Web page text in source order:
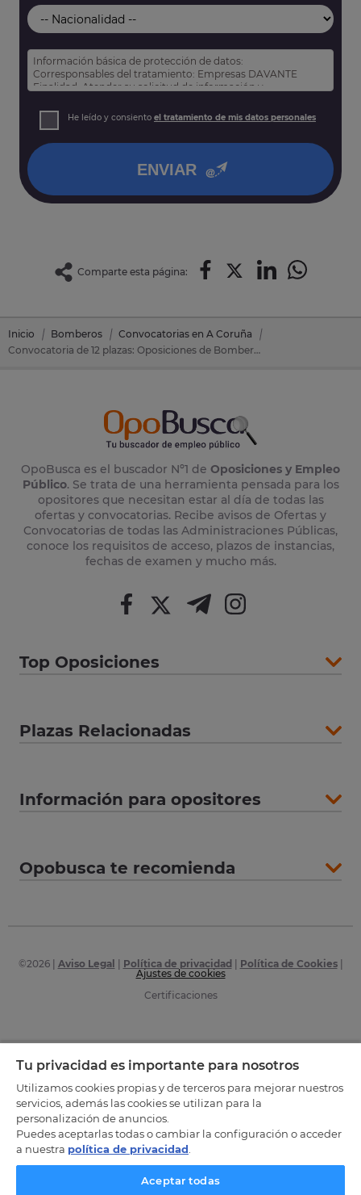
Información básica de protección de datos:
Corresponsables del tratamiento: Empresas DAVANTE
Finalidad: Atender su solicitud de información y
Derechos: Puede acceder, rectificar y suprimir sus datos,
así como otros derechos tal y como se explica en nuestra
He leído y consiento el tratamiento de mis datos personales
ENVIAR
Comparte esta página:
Inicio Bomberos
Convocatorias en A Coruña
Convocatoria de 12 plazas: Oposiciones de Bomberos en Santiago De Compostela (A Coruña)
OpoBusca es el buscador Nº1 de Oposiciones y Empleo
Público. Se trata de una herramienta pensada para los
opositores que necesitan estar al día de todas las
ofertas y convocatorias. Recibe avisos de Ofertas y
Convocatorias de todas las Administraciones Públicas,
conoce los requisitos de acceso, plazos de instancias,
fechas de examen y mucho más.
Top Oposiciones
Plazas Relacionadas
Información para opositores
Opobusca te recomienda
©2026| Aviso Legal Política de privacidad Política de Cookies|
Ajustes de cookies
Certificaciones
Tu privacidad es importante para nosotros
Utilizamos cookies propias y de terceros para mejorar nuestros
servicios, además las cookies se utilizan para la
personalización de anuncios.
Puedes aceptarlas todas o cambiar la configuración o acceder
a nuestra política de privacidad
Aceptar todas